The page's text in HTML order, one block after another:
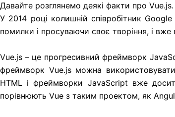
Давайте розглянемо деякі факти про Vue.js.
У 2014 році колишній співробітник
помилки і просуваючи своє творіння, і
Vue.js – це прогресивний фреймворк
фреймворк Vue.js можна
HTML і фреймворки JavaScript вже
порівнюють Vue з таким проектом, як